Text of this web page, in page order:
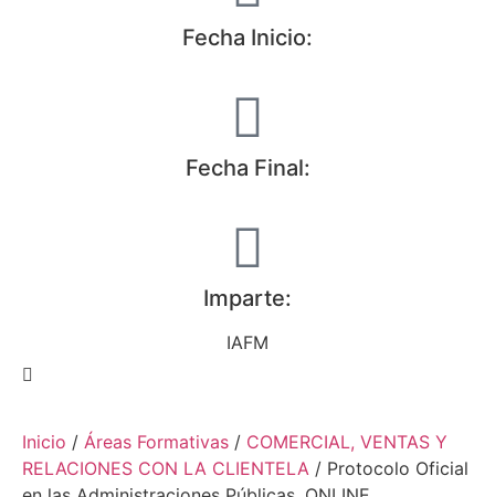
Fecha Inicio:
Fecha Final:
Imparte:
IAFM
Inicio / Áreas Formativas / COMERCIAL, VENTAS Y
RELACIONES CON LA CLIENTELA / Protocolo Oficial